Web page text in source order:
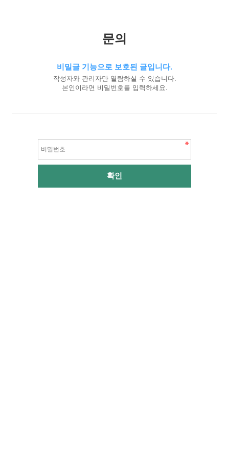
문의
비밀글 기능으로 보호된 글입니다.
작성자와 관리자만 열람하실 수 있습니다.
본인이라면 비밀번호를 입력하세요.
밀
번
수